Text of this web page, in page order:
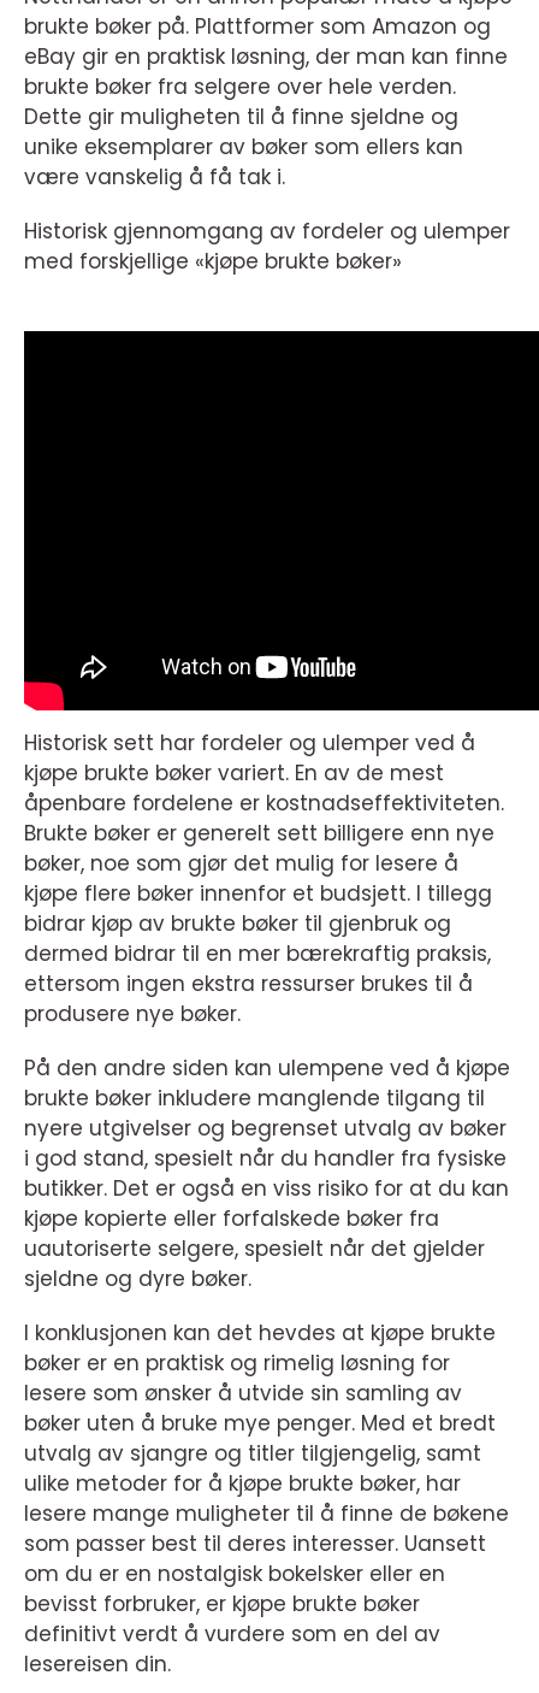
brukte bøker på. Plattformer som Amazon og
eBay gir en praktisk løsning, der man kan finne
brukte bøker fra selgere over hele verden.
Dette gir muligheten til å finne sjeldne og
unike eksemplarer av bøker som ellers kan
være vanskelig å få tak i.
Historisk gjennomgang av fordeler og ulemper
med forskjellige «kjøpe brukte bøker»
Historisk sett har fordeler og ulemper ved å
kjøpe brukte bøker variert. En av de mest
åpenbare fordelene er kostnadseffektiviteten.
Brukte bøker er generelt sett billigere enn nye
bøker, noe som gjør det mulig for lesere å
kjøpe flere bøker innenfor et budsjett. I tillegg
bidrar kjøp av brukte bøker til gjenbruk og
dermed bidrar til en mer bærekraftig praksis,
ettersom ingen ekstra ressurser brukes til å
produsere nye bøker.
På den andre siden kan ulempene ved å kjøpe
brukte bøker inkludere manglende tilgang til
nyere utgivelser og begrenset utvalg av bøker
i god stand, spesielt når du handler fra fysiske
butikker. Det er også en viss risiko for at du kan
kjøpe kopierte eller forfalskede bøker fra
uautoriserte selgere, spesielt når det gjelder
sjeldne og dyre bøker.
I konklusjonen kan det hevdes at kjøpe brukte
bøker er en praktisk og rimelig løsning for
lesere som ønsker å utvide sin samling av
bøker uten å bruke mye penger. Med et bredt
utvalg av sjangre og titler tilgjengelig, samt
ulike metoder for å kjøpe brukte bøker, har
lesere mange muligheter til å finne de bøkene
som passer best til deres interesser. Uansett
om du er en nostalgisk bokelsker eller en
bevisst forbruker, er kjøpe brukte bøker
definitivt verdt å vurdere som en del av
lesereisen din.